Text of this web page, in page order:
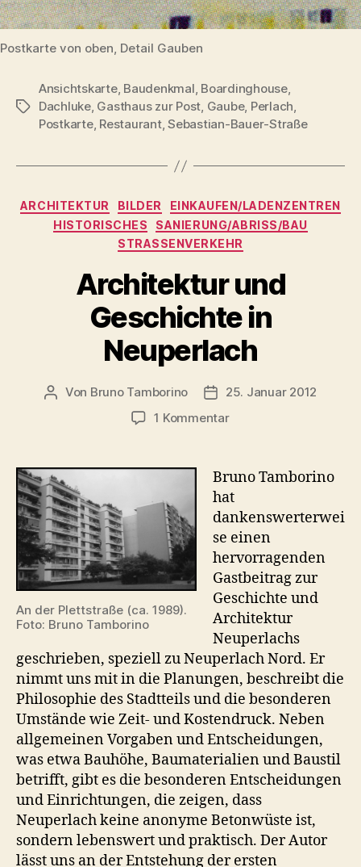
Postkarte von oben, Detail Gauben
Schlagwörter
Ansichtskarte, Baudenkmal, Boardinghouse,
Dachluke, Gasthaus zur Post, Gaube, Perlach,
Postkarte, Restaurant,Sebastian-Bauer-Straße
Kategorien
ARCHITEKTUR BILDER
EINKAUFEN/LADENZENTREN
HISTORISCHES
SANIERUNG/ABRISS/BAU
STRASSENVERKEHR
Architektur und
Geschichte in
Neuperlach
Beitragsautor
Von Bruno Tamborino Veröffentlichungsdatum
25. Januar 2012
1 Kommentarzu
Geschichte
Neuperlach
An der Plettstraße (ca. 1989).
Foto: Bruno Tamborino
Bruno Tamborino
hat
dankenswerterwei
se einen
hervorragenden
Gastbeitrag zur
Geschichte und
Architektur
Neuperlachs
geschrieben, speziell zu Neuperlach Nord. Er
nimmt uns mit in die Planungen, beschreibt die
Philosophie des Stadtteils und die besonderen
Umstände wie Zeit- und Kostendruck. Neben
allgemeinen Vorgaben und Entscheidungen,
was etwa Bauhöhe, Baumaterialien und Baustil
betrifft, gibt es die besonderen Entscheidungen
und Einrichtungen, die zeigen, dass
Neuperlach keine anonyme Betonwüste ist,
sondern lebenswert und praktisch. Der Autor
lässt uns an der Entstehung der ersten